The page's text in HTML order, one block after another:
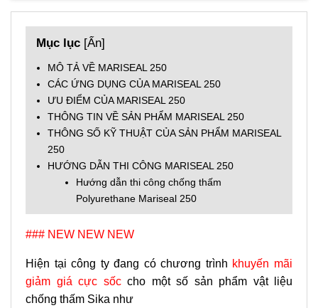
Mục lục [Ẩn]
MÔ TẢ VỀ MARISEAL 250
CÁC ỨNG DỤNG CỦA MARISEAL 250
ƯU ĐIỂM CỦA MARISEAL 250
THÔNG TIN VỀ SẢN PHẨM MARISEAL 250
THÔNG SỐ KỸ THUẬT CỦA SẢN PHẨM MARISEAL
250
HƯỚNG DẪN THI CÔNG MARISEAL 250
Hướng dẫn thi công chống thấm
Polyurethane Mariseal 250
### NEW NEW NEW
Hiện tại công ty đang có chương trình khuyến mãi
giảm giá cực sốccho một số sản phẩm vật liệu
chống thấm Sika như